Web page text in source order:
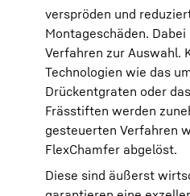
verspröden und
Montageschäden.
Verfahren zur Auswahl.
Technologien wie das
Drückentgraten oder
Frässtiften werden
gesteuerten Verfahren
FlexChamfer abgelöst.
Diese sind äußerst